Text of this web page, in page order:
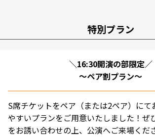
特別プラン
＼16:30開演の部限定／
～ペア割プラン～
S席チケットをペア（または2ペア）にて
やすいプランをご用意いたしました！ぜ
をお誘い合わせの上、公演へご来場くだ